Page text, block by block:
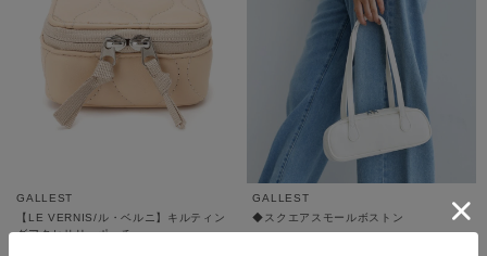
GALLEST
【LE VERNIS/ル・ベルニ】キルティン
グアクセサリーポーチ
GALLEST
◆スクエアスモールボストン